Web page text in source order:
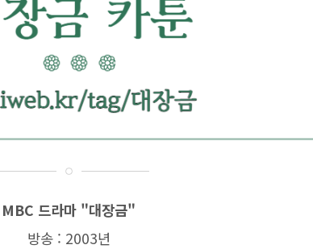
MBC 드라마 "대장금"
방송 : 2003년